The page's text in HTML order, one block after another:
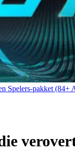
Spelers-pakket (84+